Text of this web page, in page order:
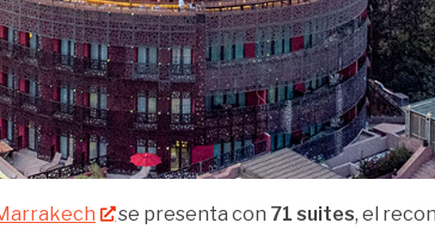
se presenta con 71 suites, el